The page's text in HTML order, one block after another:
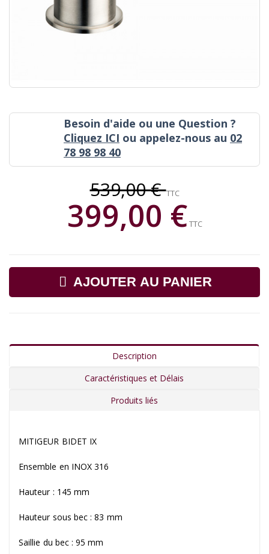
Besoin d'aide ou une Question ?
Cliquez ICI ou appelez-nous au 02
78 98 98 40
539,00 €TTC
399,00 €TTC
AJOUTER AU PANIER
Description
Caractéristiques et Délais
Produits liés
MITIGEUR BIDET IX
Ensemble en INOX 316
Hauteur : 145 mm
Hauteur sous bec : 83 mm
Saillie du bec : 95 mm